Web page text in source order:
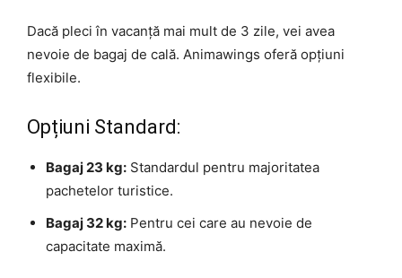
Dacă pleci în vacanță mai mult de 3 zile, vei avea
nevoie de bagaj de cală. Animawings oferă opțiuni
flexibile.
Opțiuni Standard:
Bagaj 23 kg: Standardul pentru majoritatea
pachetelor turistice.
Bagaj 32 kg: Pentru cei care au nevoie de
capacitate maximă.